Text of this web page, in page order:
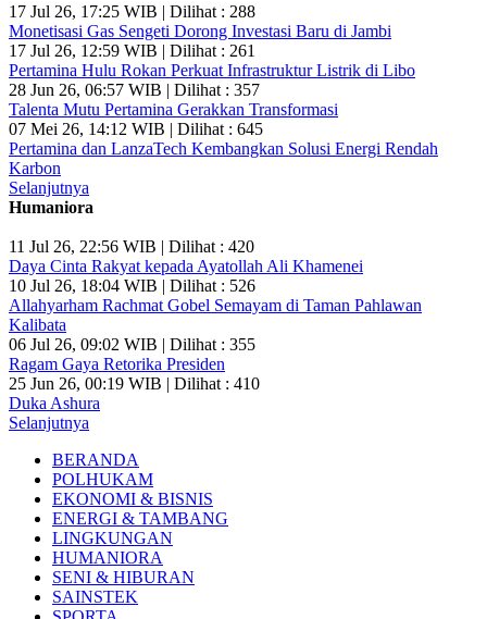
17 Jul 26, 17:25 WIB | Dilihat : 288
Monetisasi Gas Sengeti Dorong Investasi Baru di Jambi
17 Jul 26, 12:59 WIB | Dilihat : 261
Pertamina Hulu Rokan Perkuat Infrastruktur Listrik di Libo
28 Jun 26, 06:57 WIB | Dilihat : 357
Talenta Mutu Pertamina Gerakkan Transformasi
07 Mei 26, 14:12 WIB | Dilihat : 645
Pertamina dan LanzaTech Kembangkan Solusi Energi Rendah
Karbon
Selanjutnya
Humaniora
11 Jul 26, 22:56 WIB | Dilihat : 420
Daya Cinta Rakyat kepada Ayatollah Ali Khamenei
10 Jul 26, 18:04 WIB | Dilihat : 526
Allahyarham Rachmat Gobel Semayam di Taman Pahlawan
Kalibata
06 Jul 26, 09:02 WIB | Dilihat : 355
Ragam Gaya Retorika Presiden
25 Jun 26, 00:19 WIB | Dilihat : 410
Duka Ashura
Selanjutnya
BERANDA
POLHUKAM
EKONOMI & BISNIS
ENERGI & TAMBANG
LINGKUNGAN
HUMANIORA
SENI & HIBURAN
SAINSTEK